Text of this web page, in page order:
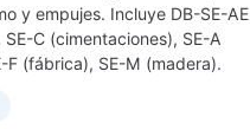
y empujes. Incluye DB-SE-AE
SE-C (cimentaciones), SE-A
F (fábrica), SE-M (madera).